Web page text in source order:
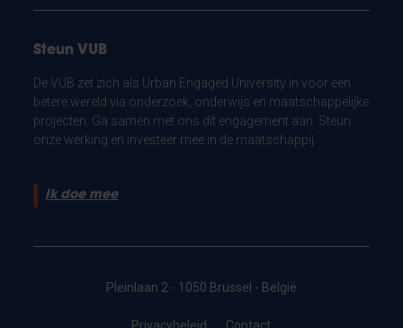
Steun VUB
De VUB zet zich als Urban Engaged University in voor een
betere wereld via onderzoek, onderwijs en maatschappelijke
projecten. Ga samen met ons dit engagement aan. Steun
onze werking en investeer mee in de maatschappij.
Ik doe mee
Pleinlaan 2 - 1050 Brussel - België
Privacybeleid Contact